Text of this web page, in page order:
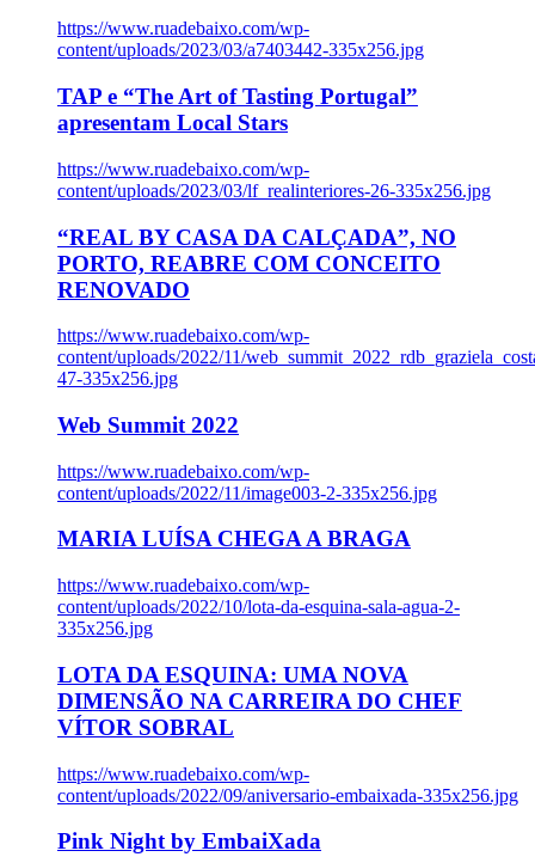
https://www.ruadebaixo.com/wp-
content/uploads/2023/03/a7403442-335x256.jpg
TAP e “The Art of Tasting Portugal”
apresentam Local Stars
https://www.ruadebaixo.com/wp-
content/uploads/2023/03/lf_realinteriores-26-335x256.jpg
“REAL BY CASA DA CALÇADA”, NO
PORTO, REABRE COM CONCEITO
RENOVADO
https://www.ruadebaixo.com/wp-
content/uploads/2022/11/
47-335x256.jpg
Web Summit 2022
https://www.ruadebaixo.com/wp-
content/uploads/2022/11/image003-2-335x256.jpg
MARIA LUÍSA CHEGA A BRAGA
https://www.ruadebaixo.com/wp-
content/uploads/2022/10/lota-da-esquina-sala-agua-2-
335x256.jpg
LOTA DA ESQUINA: UMA NOVA
DIMENSÃO NA CARREIRA DO CHEF
VÍTOR SOBRAL
https://www.ruadebaixo.com/wp-
content/uploads/2022/09/aniversario-embaixada-335x256.jpg
Pink Night by EmbaiXada